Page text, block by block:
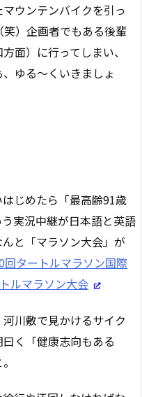
ウンテンバイクを引っ
）企画者でもある後輩
面）に行ってしまい、
ゆる～くいきましょ
じめたら「最高齢91歳
実況中継が日本語と英語
と「マラソン大会」が
回タートルマラソン国際
ルマラソン大会
川敷で見かけるサイク
く「健康志向もある